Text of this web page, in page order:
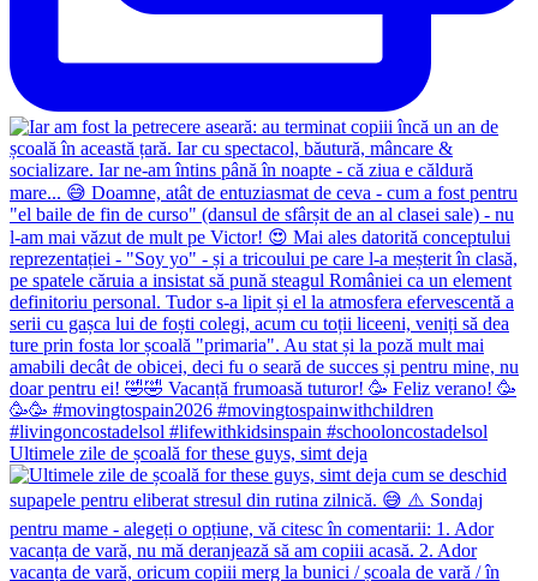
Ultimele zile de școală for these guys, simt deja